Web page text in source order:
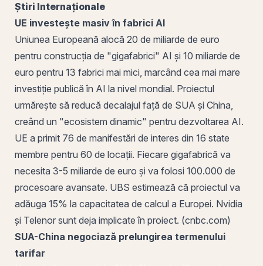
Știri Internaționale
UE investește masiv în fabrici AI
Uniunea Europeană alocă 20 de miliarde de euro
pentru construcția de "gigafabrici" AI și 10 miliarde de
euro pentru 13 fabrici mai mici, marcând cea mai mare
investiție publică în AI la nivel mondial. Proiectul
urmărește să reducă decalajul față de SUA și China,
creând un "ecosistem dinamic" pentru dezvoltarea AI.
UE a primit 76 de manifestări de interes din 16 state
membre pentru 60 de locații. Fiecare gigafabrică va
necesita 3-5 miliarde de euro și va folosi 100.000 de
procesoare avansate. UBS estimează că proiectul va
adăuga 15% la capacitatea de calcul a Europei. Nvidia
și Telenor sunt deja implicate în proiect. (cnbc.com)
SUA-China negociază prelungirea termenului
tarifar